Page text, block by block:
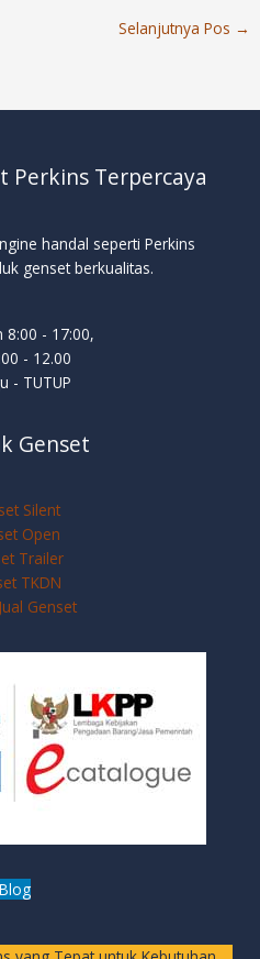
Selanjutnya Pos →
Perkins Terpercaya
handal seperti Perkins
genset berkualitas.
8:00 - 17:00,
- 12.00
- TUTUP
Genset
Silent
Open
Trailer
TKDN
Genset
Blog